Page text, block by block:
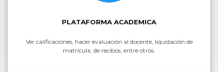
PLATAFORMA ACADEMICA
Ver calificaciones, hacer evaluación al docente, liquidación de
matrícula, de recibos, entre otros.